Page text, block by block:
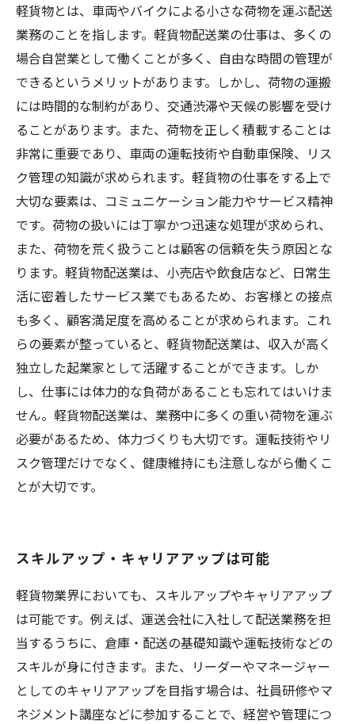
軽貨物とは、車両やバイクによる小さな荷物を運ぶ配送
業務のことを指します。軽貨物配送業の仕事は、多くの
場合自営業として働くことが多く、自由な時間の管理が
できるというメリットがあります。しかし、荷物の運搬
には時間的な制約があり、交通渋滞や天候の影響を受け
ることがあります。また、荷物を正しく積載することは
非常に重要であり、車両の運転技術や自動車保険、リス
ク管理の知識が求められます。軽貨物の仕事をする上で
大切な要素は、コミュニケーション能力やサービス精神
です。荷物の扱いには丁寧かつ迅速な処理が求められ、
また、荷物を荒く扱うことは顧客の信頼を失う原因とな
ります。軽貨物配送業は、小売店や飲食店など、日常生
活に密着したサービス業でもあるため、お客様との接点
も多く、顧客満足度を高めることが求められます。これ
らの要素が整っていると、軽貨物配送業は、収入が高く
独立した起業家として活躍することができます。しか
し、仕事には体力的な負荷があることも忘れてはいけま
せん。軽貨物配送業は、業務中に多くの重い荷物を運ぶ
必要があるため、体力づくりも大切です。運転技術やリ
スク管理だけでなく、健康維持にも注意しながら働くこ
とが大切です。
スキルアップ・キャリアアップは可能
軽貨物業界においても、スキルアップやキャリアアップ
は可能です。例えば、運送会社に入社して配送業務を担
当するうちに、倉庫・配送の基礎知識や運転技術などの
スキルが身に付きます。また、リーダーやマネージャー
としてのキャリアアップを目指す場合は、社員研修やマ
ネジメント講座などに参加することで、経営や管理につ